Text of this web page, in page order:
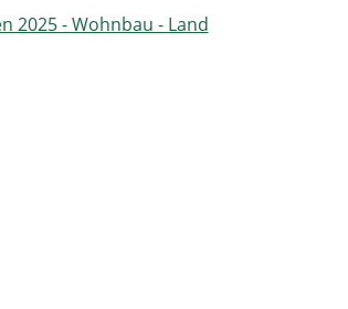
2025 - Wohnbau - Land